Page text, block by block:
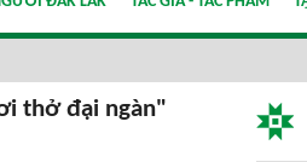
thở đại ngàn"